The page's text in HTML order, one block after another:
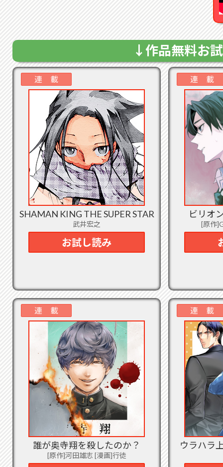
は
ま
能
の
転
売
界
存
士
ら
チ
発
巻
完
ら
『
↓作品無料お
連 載
SHAMAN KING THE SUPER STAR
武井宏之
お試し読み
連 載
ビリオ
[原作
連 載
誰が奥寺翔を殺したのか？
[原作]河田雄志 [漫画]行徒
連 載
ウラハラ